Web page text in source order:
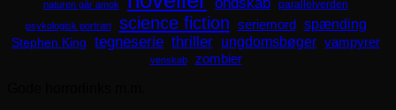
naturen går amok parallelverden
psykologisk portræt science fiction seriemord spænding
Stephen King tegneserie thriller ungdomsbøger vampyrer
venskab
zombier